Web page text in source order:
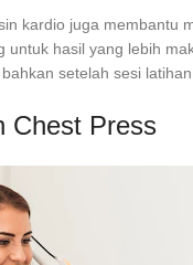
kardio juga
hasil yang lebih
setelah sesi latihan
Chest Press